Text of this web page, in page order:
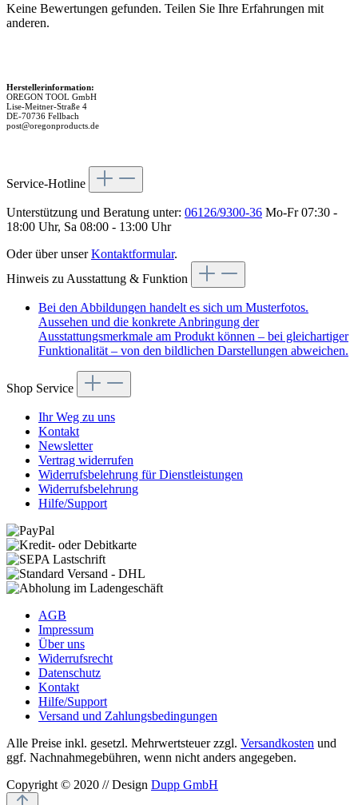
Keine Bewertungen gefunden. Teilen Sie Ihre Erfahrungen mit
anderen.
Herstellerinformation:
OREGON TOOL GmbH
Lise-Meitner-Straße 4
DE-70736 Fellbach
post@oregonproducts.de
Service-Hotline
Unterstützung und Beratung unter: 06126/9300-36 Mo-Fr 07:30 -
18:00 Uhr, Sa 08:00 - 13:00 Uhr
Oder über unserKontaktformular.
Hinweis zu Ausstattung & Funktion
Bei den Abbildungen handelt es sich um Musterfotos.
Aussehen und die konkrete Anbringung der
Ausstattungsmerkmale am Produkt können – bei gleichartiger
Funktionalität – von den bildlichen Darstellungen abweichen.
Shop Service
Ihr Weg zu uns
Kontakt
Newsletter
Vertrag widerrufen
Widerrufsbelehrung für Dienstleistungen
Widerrufsbelehrung
Hilfe/Support
AGB
Impressum
Über uns
Widerrufsrecht
Datenschutz
Kontakt
Hilfe/Support
Versand und Zahlungsbedingungen
Alle Preise inkl. gesetzl. Mehrwertsteuer zzgl. Versandkosten und
ggf. Nachnahmegebühren, wenn nicht anders angegeben.
Copyright © 2020 // Design Dupp GmbH